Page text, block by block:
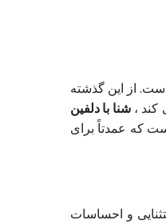
از این گذشته
کند ،شنا با دلفین
که عمدتاً برای
و احساسات